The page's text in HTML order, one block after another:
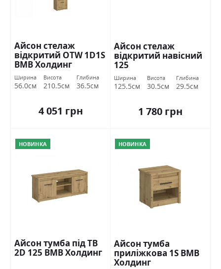
Айсон стелаж
відкритий OTW 1D1S
ВМВ Холдинг
Ширина
56.0см
Висота
210.5см
Глибина
36.5см
4 051 грн
Айсон стелаж
відкритий навісний
125
Ширина
125.5см
Висота
30.5см
Глибина
29.5см
1 780 грн
НОВИНКА
Айсон тумба під ТВ
2D 125 ВМВ Холдинг
НОВИНКА
Айсон тумба
приліжкова 1S ВМВ
Холдинг